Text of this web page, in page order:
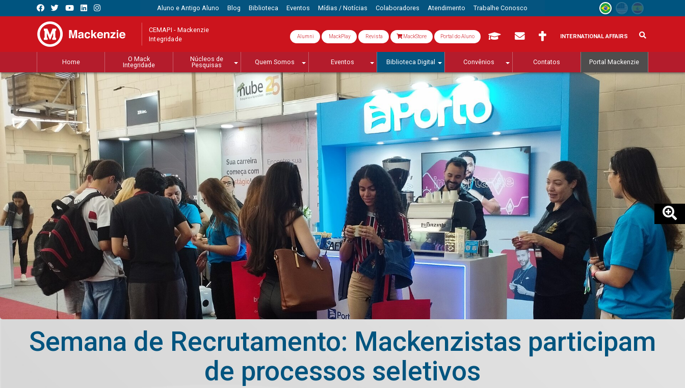
Aluno e Antigo Aluno Blog Biblioteca Eventos Mídias / Notícias Colaboradores Atendimento Trabalhe Conosco
CEMAPI - Mackenzie
Integridade Alumni MackPlay Revista MackStore Portal do Aluno INTERNATIONAL AFFAIRS
Home
O Mack
Integridade
Núcleos de
Pesquisas
Quem Somos Eventos Biblioteca Digital Convênios Contatos Portal Mackenzie
Semana de Recrutamento: Mackenzistas participam
de processos seletivos